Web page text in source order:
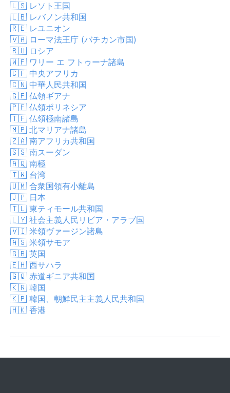
🇱🇸 レソト王国
🇱🇧 レバノン共和国
🇷🇪 レユニオン
🇻🇦 ローマ法王庁 (バチカン市国)
🇷🇺 ロシア
🇼🇫 ワリー エ フトゥーナ諸島
🇨🇫 中央アフリカ
🇨🇳 中華人民共和国
🇬🇫 仏領ギアナ
🇵🇫 仏領ポリネシア
🇹🇫 仏領極南諸島
🇲🇵 北マリアナ諸島
🇿🇦 南アフリカ共和国
🇸🇸 南スーダン
🇦🇶 南極
🇹🇼 台湾
🇺🇲 合衆国領有小離島
🇯🇵 日本
🇹🇱 東ティモール共和国
🇱🇾 社会主義人民リビア・アラブ国
🇻🇮 米領ヴァージン諸島
🇦🇸 米領サモア
🇬🇧 英国
🇪🇭 西サハラ
🇬🇶 赤道ギニア共和国
🇰🇷 韓国
🇰🇵 韓国、朝鮮民主主義人民共和国
🇭🇰 香港